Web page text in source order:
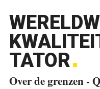
TATOR
Over de grenzen -